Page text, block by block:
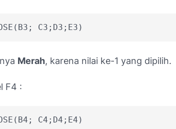
C3;D3;E3)
Merah, karena nilai ke-1 yang dipilih.
F4 :
C4;D4;E4)